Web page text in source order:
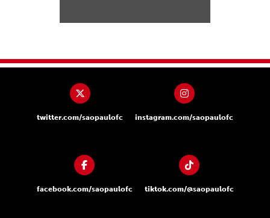
twitter.com/saopaulofc instagram.com/saopaulofc
facebook.com/saopaulofc tiktok.com/@saopaulofc